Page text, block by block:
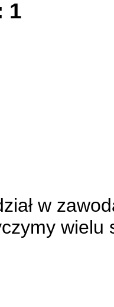
1
w
wielu